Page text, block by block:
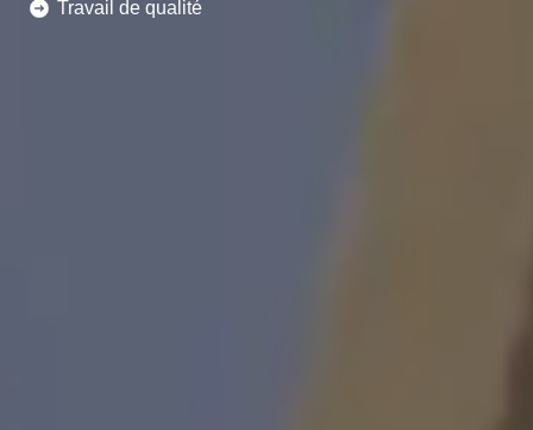
Travail de qualité